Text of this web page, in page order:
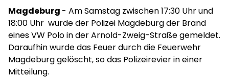
Magdeburg - Am Samstag zwischen 17:30 Uhr und
18:00 Uhr wurde der Polizei Magdeburg der Brand
eines VW Polo in der Arnold-Zweig-Straße gemeldet.
Daraufhin wurde das Feuer durch die Feuerwehr
Magdeburg gelöscht, so das Polizeirevier in einer
Mitteilung.